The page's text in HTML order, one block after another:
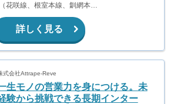
釧路駅から車で4分（花咲線、根室本線、釧網本線）
詳しく見る
式会社Attrape-Reve
生モノの営業力を身につける。未
験から挑戦できる長期インター